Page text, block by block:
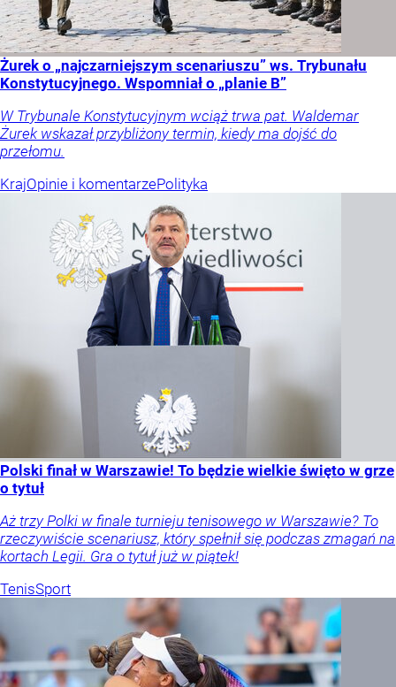
Żurek o „najczarniejszym scenariuszu” ws. Trybunału
Konstytucyjnego. Wspomniał o „planie B”
W Trybunale Konstytucyjnym wciąż trwa pat. Waldemar
Żurek wskazał przybliżony termin, kiedy ma dojść do
przełomu.
KrajOpinie i komentarzePolityka
Polski finał w Warszawie! To będzie wielkie święto w grze
o tytuł
Aż trzy Polki w finale turnieju tenisowego w Warszawie? To
rzeczywiście scenariusz, który spełnił się podczas zmagań na
kortach Legii. Gra o tytuł już w piątek!
TenisSport